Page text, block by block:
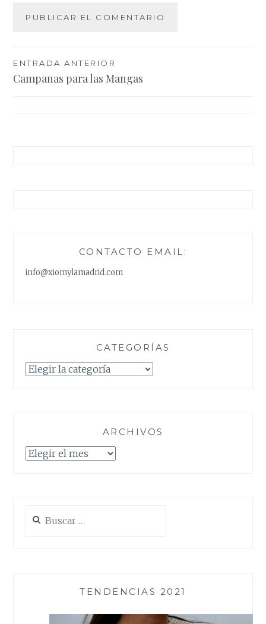
Navegación
de
ENTRADA ANTERIOR
Campanas para las Mangas
CONTACTO EMAIL:
info@xiomylamadrid.com
CATEGORÍAS
Categorías
ARCHIVOS
Archivos
TENDENCIAS 2021